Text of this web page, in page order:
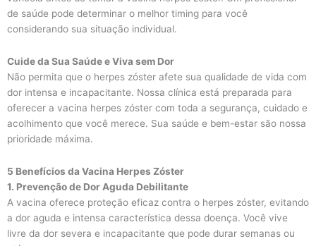
de saúde pode determinar o melhor timing para você
considerando sua situação individual.
Cuide da Sua Saúde e Viva sem Dor
Não permita que o herpes zóster afete sua qualidade de vida com
dor intensa e incapacitante. Nossa clínica está preparada para
oferecer a vacina herpes zóster com toda a segurança, cuidado e
acolhimento que você merece. Sua saúde e bem-estar são nossa
prioridade máxima.
5 Benefícios da Vacina Herpes Zóster
1. Prevenção de Dor Aguda Debilitante
A vacina oferece proteção eficaz contra o herpes zóster, evitando
a dor aguda e intensa característica dessa doença. Você vive
livre da dor severa e incapacitante que pode durar semanas ou